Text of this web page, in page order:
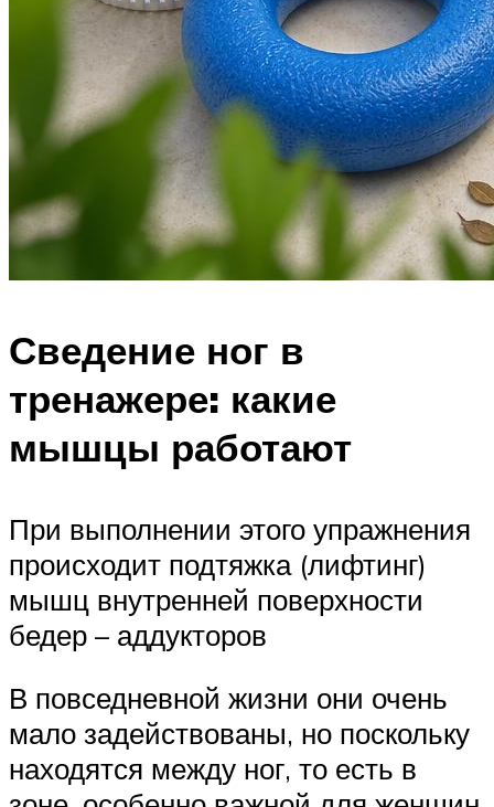
Сведение ног в
тренажере: какие
мышцы работают
При выполнении этого упражнения
происходит подтяжка (лифтинг)
мышц внутренней поверхности
бедер – аддукторов
В повседневной жизни они очень
мало задействованы, но поскольку
находятся между ног, то есть в